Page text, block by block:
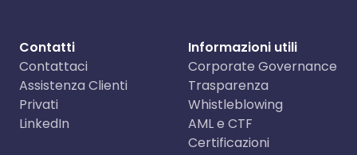
Contatti
Contattaci
Assistenza Clienti
Privati
LinkedIn
Informazioni utili
Corporate Governance
Trasparenza
Whistleblowing
AML e CTF
Certificazioni